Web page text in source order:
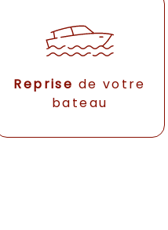
Reprise de votre
bateau